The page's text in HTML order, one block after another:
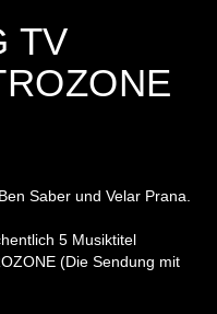
TV
Saber und Velar Prana.
5 Musiktitel
(Die Sendung mit